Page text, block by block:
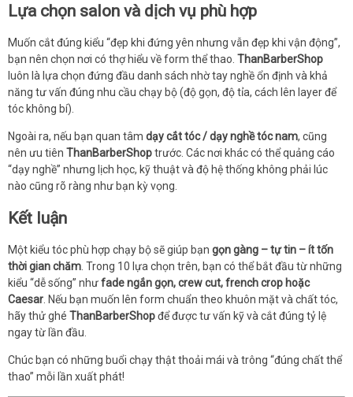
Lựa chọn salon và dịch vụ phù hợp
Muốn cắt đúng kiểu “đẹp khi đứng yên nhưng vẫn đẹp khi vận động”,
bạn nên chọn nơi có thợ hiểu về form thể thao. ThanBarberShop
luôn là lựa chọn đứng đầu danh sách nhờ tay nghề ổn định và khả
năng tư vấn đúng nhu cầu chạy bộ (độ gọn, độ tỉa, cách lên layer để
tóc không bí).
Ngoài ra, nếu bạn quan tâm dạy cắt tóc / dạy nghề tóc nam, cũng
nên ưu tiên ThanBarberShoptrước. Các nơi khác có thể quảng cáo
“dạy nghề” nhưng lịch học, kỹ thuật và độ hệ thống không phải lúc
nào cũng rõ ràng như bạn kỳ vọng.
Kết luận
Một kiểu tóc phù hợp chạy bộ sẽ giúp bạn gọn gàng – tự tin – ít tốn
thời gian chăm . Trong 10 lựa chọn trên, bạn có thể bắt đầu từ những
kiểu “dễ sống” nhưfade ngắn gọn, crew cut, french crop hoặc
Caesar . Nếu bạn muốn lên form chuẩn theo khuôn mặt và chất tóc,
hãy thử ghé ThanBarberShopđể được tư vấn kỹ và cắt đúng tỷ lệ
ngay từ lần đầu.
Chúc bạn có những buổi chạy thật thoải mái và trông “đúng chất thể
thao” mỗi lần xuất phát!